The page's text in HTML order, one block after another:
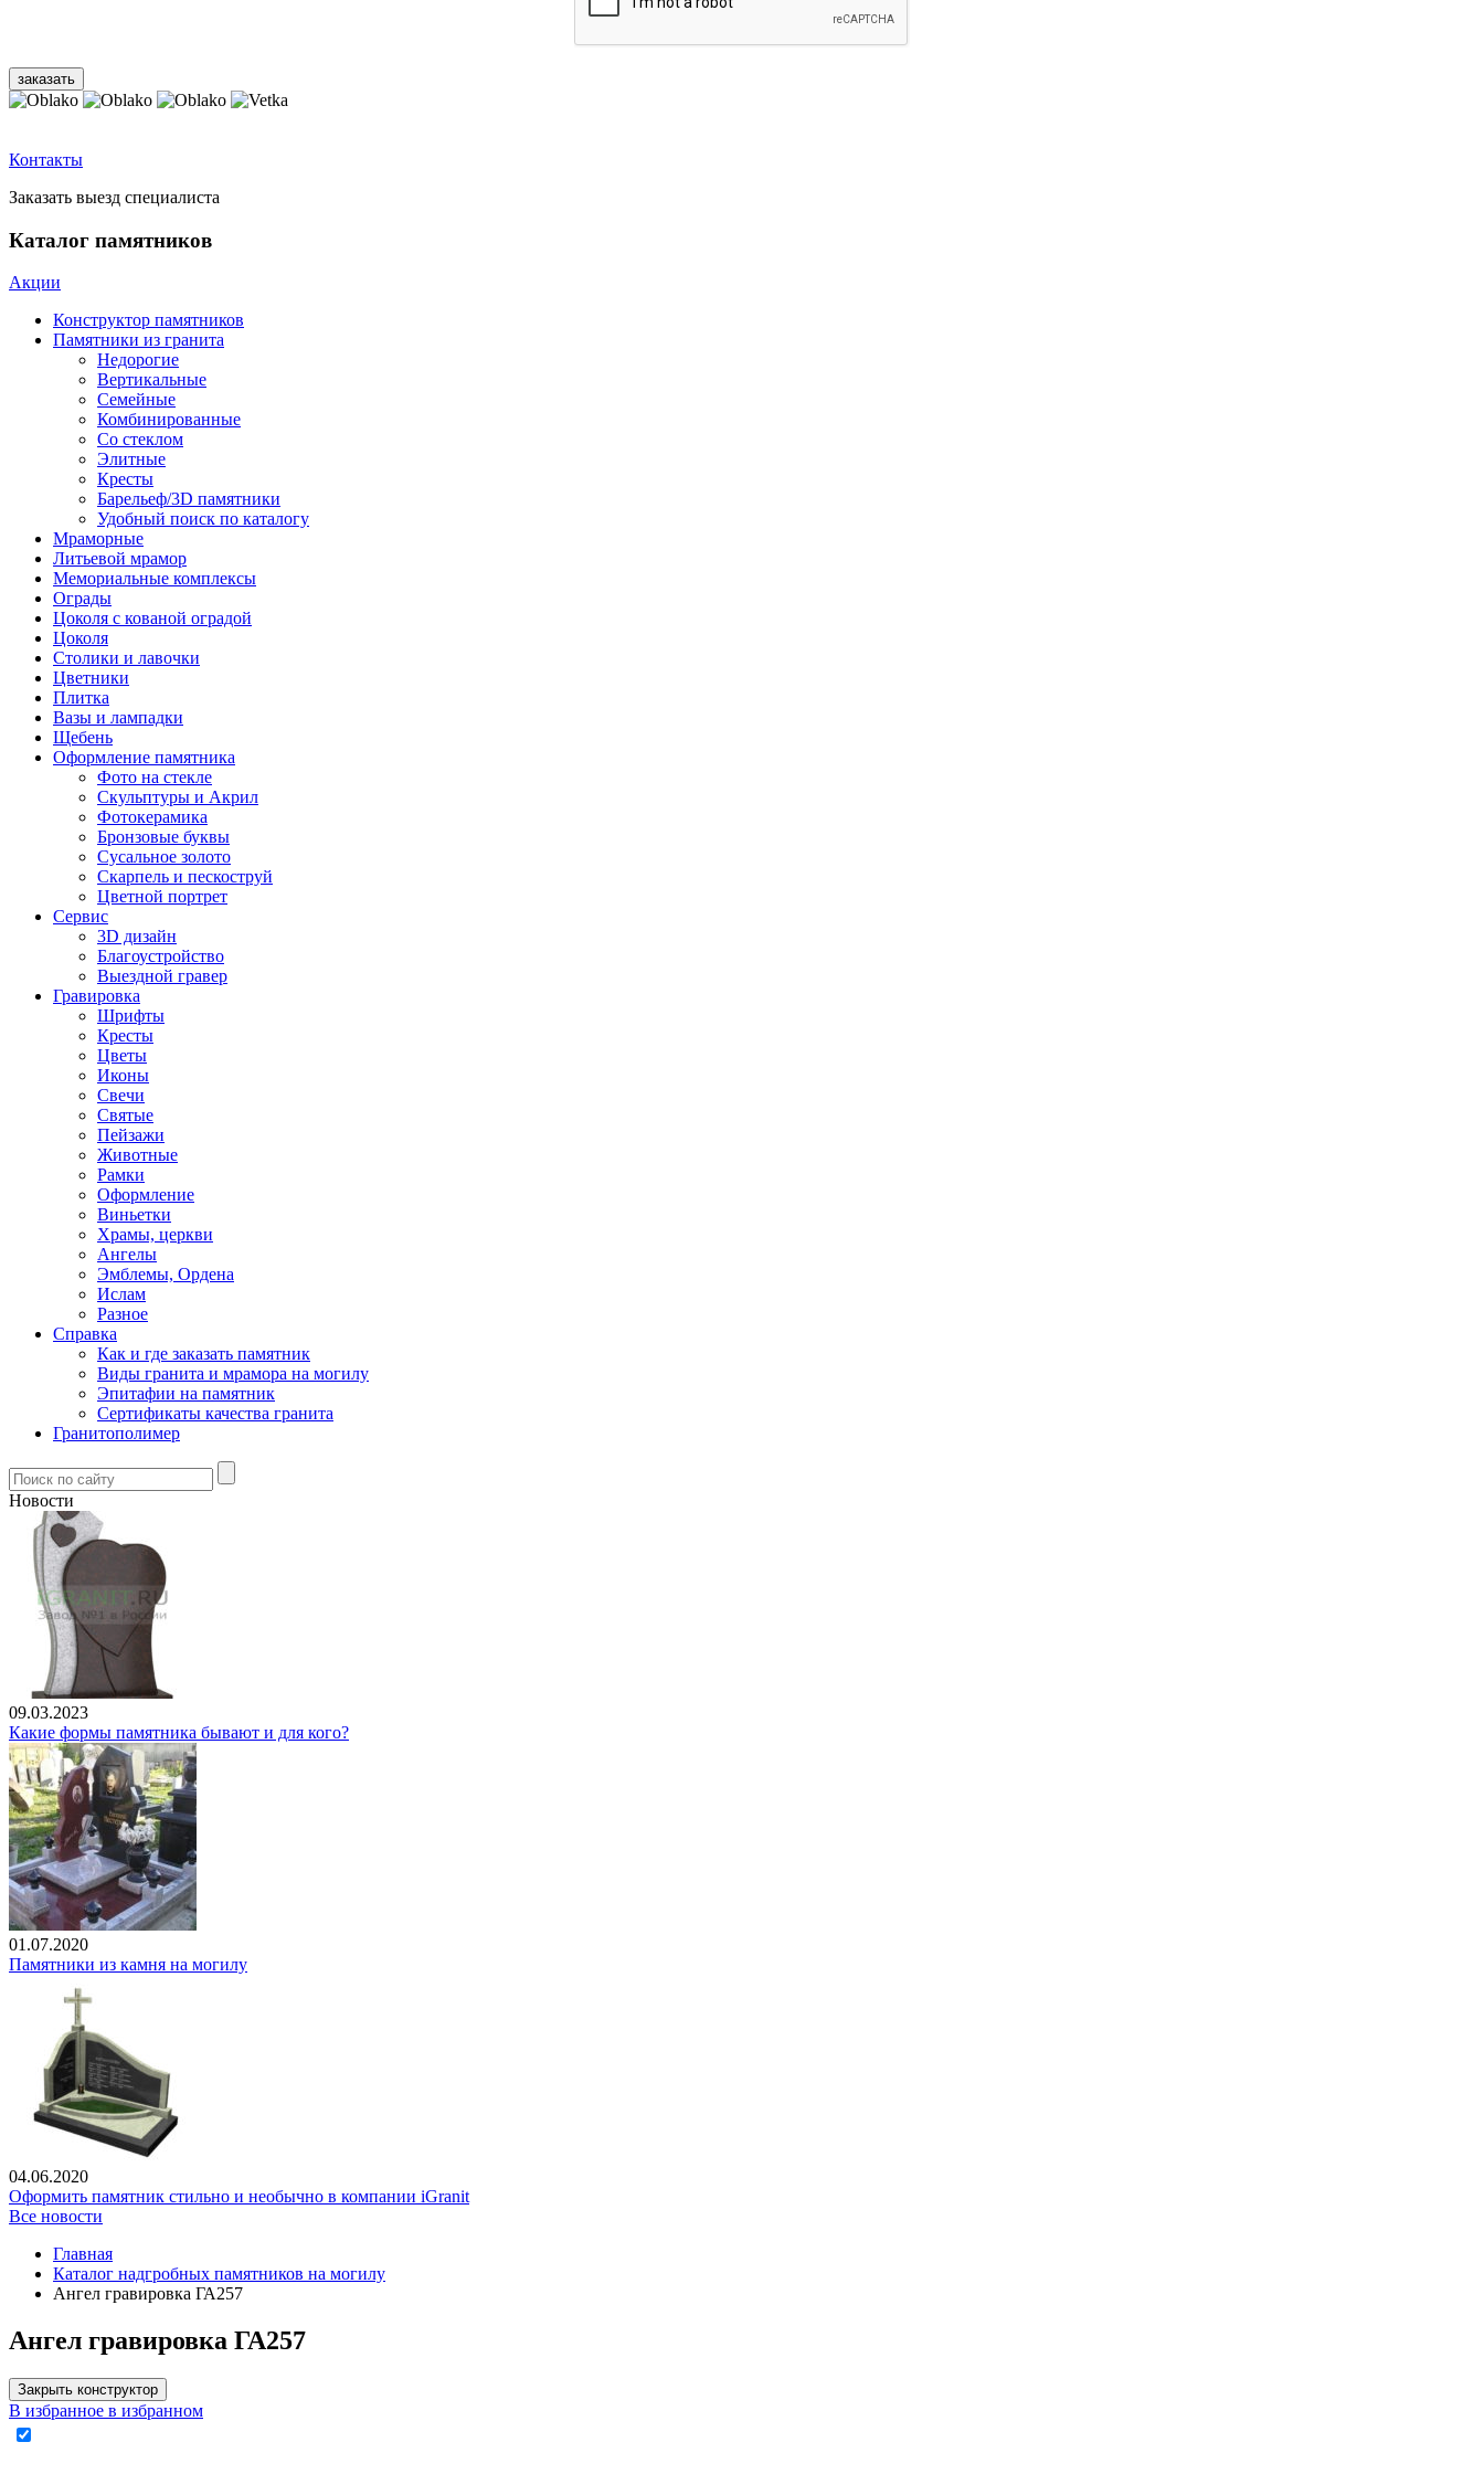
Контакты
Заказать выезд специалиста
Каталог памятников
Акции
Конструктор памятников
Памятники из гранита
Недорогие
Вертикальные
Семейные
Комбинированные
Со стеклом
Элитные
Кресты
Барельеф/3D памятники
Удобный поиск по каталогу
Мраморные
Литьевой мрамор
Мемориальные комплексы
Ограды
Цоколя с кованой оградой
Цоколя
Столики и лавочки
Цветники
Плитка
Вазы и лампадки
Щебень
Оформление памятника
Фото на стекле
Скульптуры и Акрил
Фотокерамика
Бронзовые буквы
Сусальное золото
Скарпель и пескоструй
Цветной портрет
Сервис
3D дизайн
Благоустройство
Выездной гравер
Гравировка
Шрифты
Кресты
Цветы
Иконы
Свечи
Святые
Пейзажи
Животные
Рамки
Оформление
Виньетки
Храмы, церкви
Ангелы
Эмблемы, Ордена
Ислам
Разное
Справка
Как и где заказать памятник
Виды гранита и мрамора на могилу
Эпитафии на памятник
Сертификаты качества гранита
Гранитополимер
Новости
09.03.2023
Какие формы памятника бывают и для кого?
01.07.2020
Памятники из камня на могилу
04.06.2020
Оформить памятник стильно и необычно в компании iGranit
Все новости
Главная
Каталог надгробных памятников на могилу
Ангел гравировка ГА257
Ангел гравировка ГА257
Закрыть конструктор
В избранное в избранном